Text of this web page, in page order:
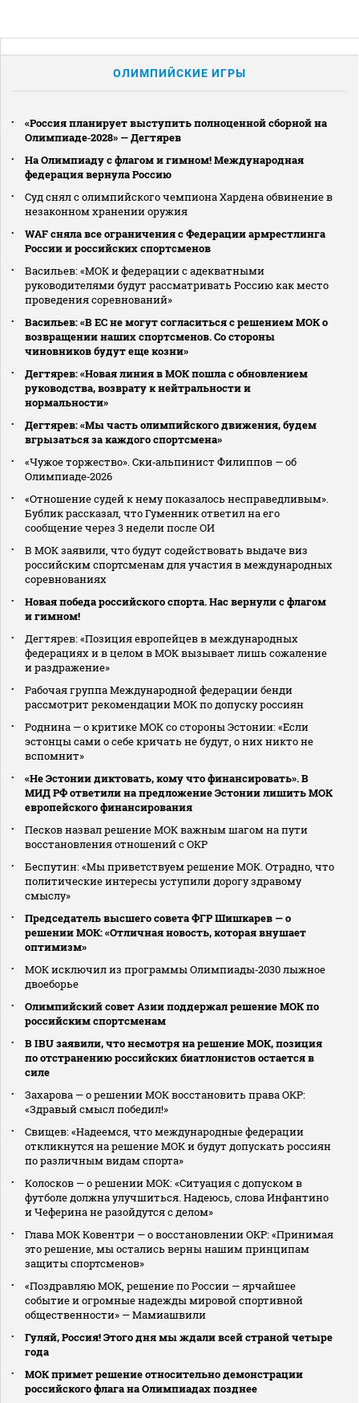
ОЛИМПИЙСКИЕ ИГРЫ
«Россия планирует выступить полноценной сборной на
Олимпиаде‑2028» — Дегтярев
На Олимпиаду с флагом и гимном! Международная
федерация вернула Россию
Суд снял с олимпийского чемпиона Хардена обвинение в
незаконном хранении оружия
WAF сняла все ограничения с Федерации армрестлинга
России и российских спортсменов
Васильев: «МОК и федерации с адекватными
руководителями будут рассматривать Россию как место
проведения соревнований»
Васильев: «В ЕС не могут согласиться с решением МОК о
возвращении наших спортсменов. Со стороны
чиновников будут еще козни»
Дегтярев: «Новая линия в МОК пошла с обновлением
руководства, возврату к нейтральности и
нормальности»
Дегтярев: «Мы часть олимпийского движения, будем
вгрызаться за каждого спортсмена»
«Чужое торжество». Ски‑альпинист Филиппов — об
Олимпиаде‑2026
«Отношение судей к нему показалось несправедливым».
Бублик рассказал, что Гуменник ответил на его
сообщение через 3 недели после ОИ
В МОК заявили, что будут содействовать выдаче виз
российским спортсменам для участия в международных
соревнованиях
Новая победа российского спорта. Нас вернули с флагом
и гимном!
Дегтярев: «Позиция европейцев в международных
федерациях и в целом в МОК вызывает лишь сожаление
и раздражение»
Рабочая группа Международной федерации бенди
рассмотрит рекомендации МОК по допуску россиян
Роднина — о критике МОК со стороны Эстонии: «Если
эстонцы сами о себе кричать не будут, о них никто не
вспомнит»
«Не Эстонии диктовать, кому что финансировать». В
МИД РФ ответили на предложение Эстонии лишить МОК
европейского финансирования
Песков назвал решение МОК важным шагом на пути
восстановления отношений с ОКР
Беспутин: «Мы приветствуем решение МОК. Отрадно, что
политические интересы уступили дорогу здравому
смыслу»
Председатель высшего совета ФГР Шишкарев — о
решении МОК: «Отличная новость, которая внушает
оптимизм»
МОК исключил из программы Олимпиады‑2030 лыжное
двоеборье
Олимпийский совет Азии поддержал решение МОК по
российским спортсменам
В IBU заявили, что несмотря на решение МОК, позиция
по отстранению российских биатлонистов остается в
силе
Захарова — о решении МОК восстановить права ОКР:
«Здравый смысл победил!»
Свищев: «Надеемся, что международные федерации
откликнутся на решение МОК и будут допускать россиян
по различным видам спорта»
Колосков — о решении МОК: «Ситуация с допуском в
футболе должна улучшиться. Надеюсь, слова Инфантино
и Чеферина не разойдутся с делом»
Глава МОК Ковентри — о восстановлении ОКР: «Принимая
это решение, мы остались верны нашим принципам
защиты спортсменов»
«Поздравляю МОК, решение по России — ярчайшее
событие и огромные надежды мировой спортивной
общественности» — Мамиашвили
Гуляй, Россия! Этого дня мы ждали всей страной четыре
года
МОК примет решение относительно демонстрации
российского флага на Олимпиадах позднее